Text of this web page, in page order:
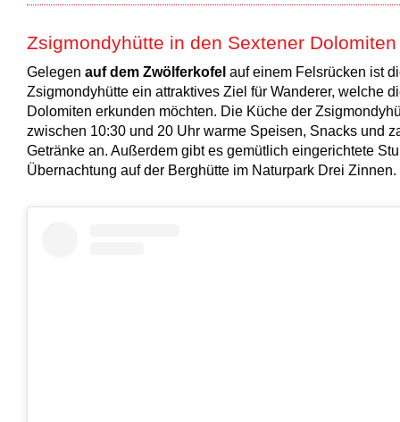
Zsigmondyhütte in den Sextener Dolomiten
Gelegen auf dem Zwölferkofel auf einem Felsrücken ist
Zsigmondyhütte ein attraktives Ziel für Wanderer, welche
Dolomiten erkunden möchten. Die Küche der
zwischen 10:30 und 20 Uhr warme Speisen, Snacks und
Getränke an. Außerdem gibt es gemütlich eingerichtete
Übernachtung auf der Berghütte im Naturpark Drei Zinnen.